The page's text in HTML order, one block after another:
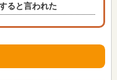
ると言われた